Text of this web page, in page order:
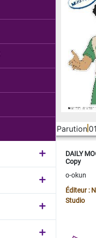
Parution
DAILY
Copy
o-okun
Éditeur :
Studio